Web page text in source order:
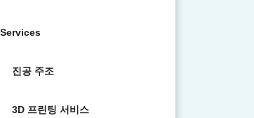
Services
진공 주조
3D 프린팅 서비스